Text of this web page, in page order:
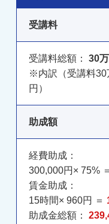
受講料
受講料総額： 30
※内訳（受講料30
円）
助成額
経費助成：
300,000円× 75% ＝
賃金助成：
15時間× 960円 ＝
助成金総額：